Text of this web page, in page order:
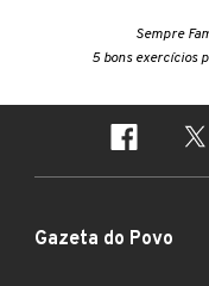
Sempre
5 bons exercícios
Gazeta do Povo